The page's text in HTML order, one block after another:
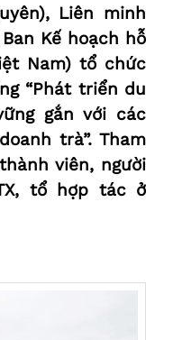
Liên minh
Kế hoạch hỗ
Nam) tổ chức
“Phát triển du
gắn với các
trà”. Tham
viên, người
tổ hợp tác ở